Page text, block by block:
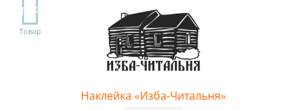
TOP
Товар
Наклейка «Изба-Читальня»